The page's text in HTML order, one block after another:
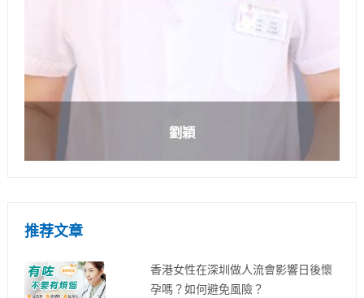
劉穎
推荐文章
香港女性在深圳做人流會影響日後懷
孕嗎？如何避免風險？